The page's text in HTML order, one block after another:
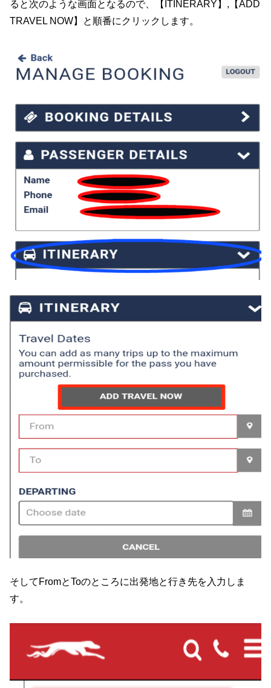
ると次のような画面となるので、【ITINERARY】,【ADD
TRAVEL NOW】と順番にクリックします。
そしてFromとToのところに出発地と行き先を入力しま
す。